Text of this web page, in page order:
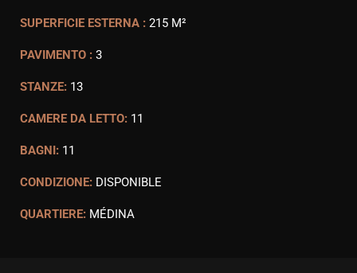
SUPERFICIE ESTERNA : 215 M²
PAVIMENTO : 3
STANZE: 13
CAMERE DA LETTO: 11
BAGNI: 11
CONDIZIONE: DISPONIBLE
QUARTIERE: MÉDINA